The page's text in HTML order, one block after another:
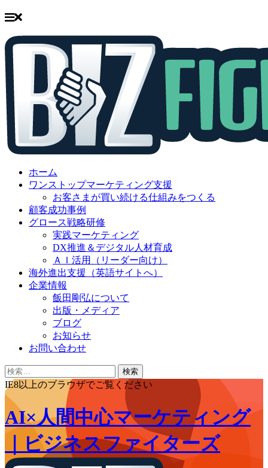
content
ホーム
ワンストップマーケティング支援
お客さまが買い続ける仕組みをつくる
顧客成功事例
グロース戦略研修
実践マーケティング
DX推進＆デジタル人材育成
ＡＩ活用（リーダー向け）
海外進出支援（英語サイトへ）
企業情報
飯田剛弘について
出版・メディア
ブログ
お知らせ
お問い合わせ
検
索:
IE8以上のブラウザでご覧ください
AI×人間中心マーケティング
｜ビジネスファイターズ